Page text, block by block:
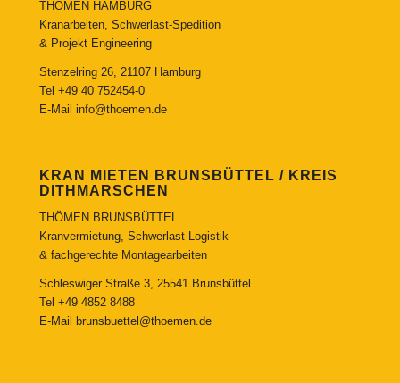
THÖMEN HAMBURG
Kranarbeiten, Schwerlast-Spedition
& Projekt Engineering
Stenzelring 26, 21107 Hamburg
Tel +49 40 752454-0
E-Mail info@thoemen.de
KRAN MIETEN BRUNSBÜTTEL / KREIS
DITHMARSCHEN
THÖMEN BRUNSBÜTTEL
Kranvermietung, Schwerlast-Logistik
& fachgerechte Montagearbeiten
Schleswiger Straße 3, 25541 Brunsbüttel
Tel +49 4852 8488
E-Mail
brunsbuettel@thoemen.de